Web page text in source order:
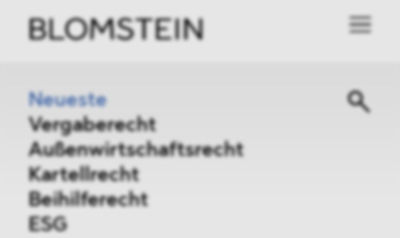
Neueste
Vergaberecht
Außenwirtschaftsrecht
Kartellrecht
Beihilferecht
ESG